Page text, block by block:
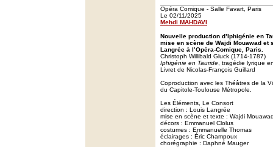
Opéra Comique - Salle Favart, Paris
Le 02/11/2025
Mehdi MAHDAVI
Nouvelle production d’Iphigénie en
mise en scène de Wajdi Mouawad et
Langrée à l’Opéra-Comique, Paris.
Christoph Willibald Gluck (1714-1787)
Iphigénie en Tauride , tragédie lyrique
Livret de Nicolas-François Guillard
Coproduction avec les Théâtres de la
du Capitole-Toulouse Métropole.
Les Éléments, Le Consort
direction : Louis Langrée
mise en scène et texte : Wajdi
décors : Emmanuel Clolus
costumes : Emmanuelle Thomas
éclairages : Éric Champoux
chorégraphie : Daphné Mauger